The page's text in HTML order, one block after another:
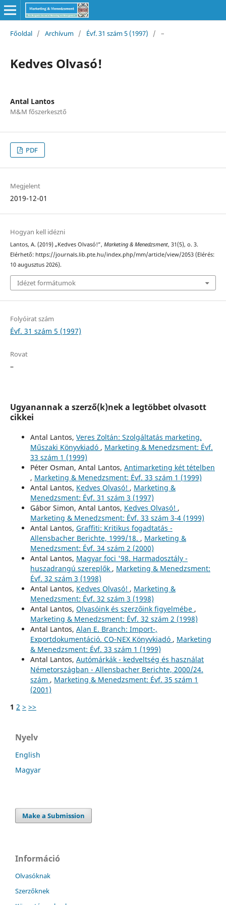
Főoldal / Archívum / Évf. 31 szám 5 (1997) / –
Kedves Olvasó!
Antal Lantos
M&M főszerkesztő
PDF
Megjelent
2019-12-01
Hogyan kell idézni
Lantos, A. (2019) „Kedves Olvasó!”, Marketing & Menedzsment, 31(5), o. 3.
Elérhető: https://journals.lib.pte.hu/index.php/mm/article/view/2053 (Elérés:
10 augusztus 2026).
Idézet formátumok
Folyóirat szám
Évf. 31 szám 5 (1997)
Rovat
–
Ugyanannak a szerző(k)nek a legtöbbet olvasott
cikkei
Antal Lantos, Veres Zoltán: Szolgáltatás marketing.
Műszaki Könyvkiadó , Marketing & Menedzsment: Évf.
33 szám 1 (1999)
Péter Osman, Antal Lantos, Antimarketing két tételben
, Marketing & Menedzsment: Évf. 33 szám 1 (1999)
Antal Lantos, Kedves Olvasó! , Marketing &
Menedzsment: Évf. 31 szám 3 (1997)
Gábor Simon, Antal Lantos, Kedves Olvasó! ,
Marketing & Menedzsment: Évf. 33 szám 3-4 (1999)
Antal Lantos, Graffiti: Kritikus fogadtatás -
Allensbacher Berichte, 1999/18. , Marketing &
Menedzsment: Évf. 34 szám 2 (2000)
Antal Lantos, Magyar foci '98. Harmadosztály -
huszadrangú szereplők , Marketing & Menedzsment:
Évf. 32 szám 3 (1998)
Antal Lantos, Kedves Olvasó! , Marketing &
Menedzsment: Évf. 32 szám 3 (1998)
Antal Lantos, Olvasóink és szerzőink figyelmébe ,
Marketing & Menedzsment: Évf. 32 szám 2 (1998)
Antal Lantos, Alan E. Branch: Import-,
Exportdokumentáció. CO-NEX Könyvkiadó , Marketing
& Menedzsment: Évf. 33 szám 1 (1999)
Antal Lantos, Autómárkák - kedveltség és használat
Németországban - Allensbacher Berichte, 2000/24.
szám , Marketing & Menedzsment: Évf. 35 szám 1
(2001)
1 2 > >>
Nyelv
English
Magyar
Make a Submission
Információ
Olvasóknak
Szerzőknek